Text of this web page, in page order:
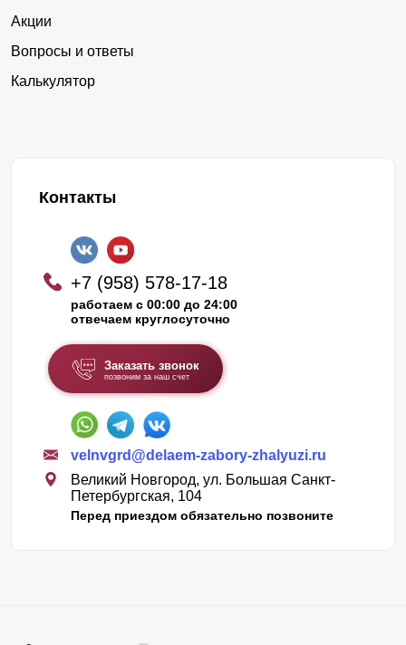
Акции
Вопросы и ответы
Калькулятор
Контакты
+7 (958) 578-17-18
работаем с 00:00 до 24:00
отвечаем круглосуточно
Заказать звонок
позвоним за наш счет
velnvgrd@delaem-zabory-zhalyuzi.ru
Великий Новгород, ул. Большая Санкт-
Петербургская, 104
Перед приездом обязательно позвоните